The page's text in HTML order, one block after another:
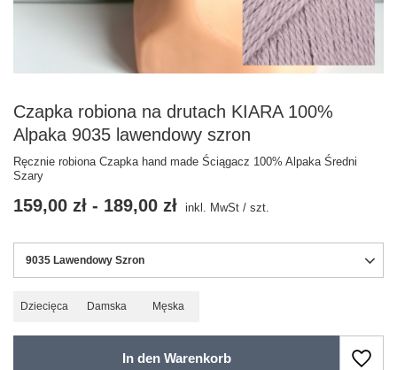
Czapka robiona na drutach KIARA 100%
Alpaka 9035 lawendowy szron
Ręcznie robiona Czapka hand made Ściągacz 100% Alpaka Średni
Szary
9035 Lawendowy Szron
Dziecięca Damska Męska
159,00 zł - 189,00 zł inkl. MwSt / szt.
In den Warenkorb